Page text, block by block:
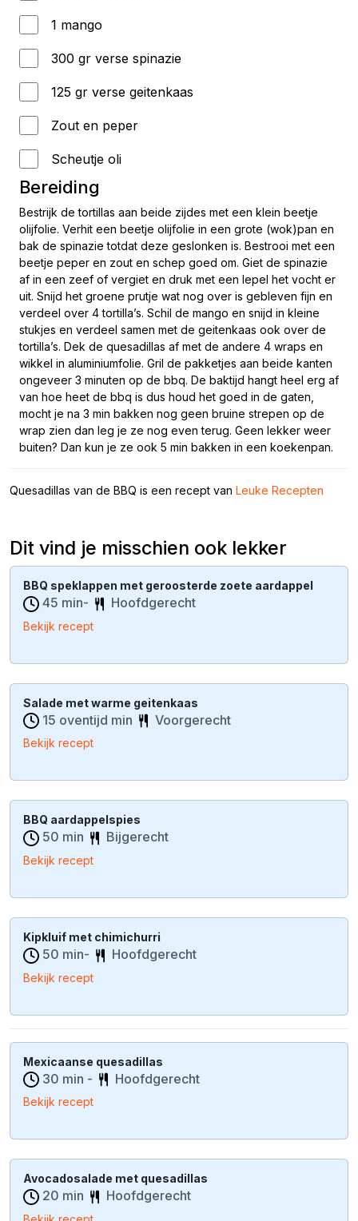
1 mango
300 gr verse spinazie
125 gr verse geitenkaas
Zout en peper
Scheutje oli
Bereiding
Bestrijk de tortillas aan beide zijdes met een klein beetje
olijfolie. Verhit een beetje olijfolie in een grote (wok)pan en
bak de spinazie totdat deze geslonken is. Bestrooi met een
beetje peper en zout en schep goed om. Giet de spinazie
af in een zeef of vergiet en druk met een lepel het vocht er
uit. Snijd het groene prutje wat nog over is gebleven fijn en
verdeel over 4 tortilla’s. Schil de mango en snijd in kleine
stukjes en verdeel samen met de geitenkaas ook over de
tortilla’s. Dek de quesadillas af met de andere 4 wraps en
wikkel in aluminiumfolie. Gril de pakketjes aan beide kanten
ongeveer 3 minuten op de bbq. De baktijd hangt heel erg af
van hoe heet de bbq is dus houd het goed in de gaten,
mocht je na 3 min bakken nog geen bruine strepen op de
wrap zien dan leg je ze nog even terug. Geen lekker weer
buiten? Dan kun je ze ook 5 min bakken in een koekenpan.
Quesadillas van de BBQ is een recept van Leuke Recepten
Dit vind je misschien ook lekker
BBQ speklappen met geroosterde zoete aardappel
45 min- Hoofdgerecht
Bekijk recept
Salade met warme geitenkaas
15 oventijd min Voorgerecht
Bekijk recept
BBQ aardappelspies
50 min Bijgerecht
Bekijk recept
Kipkluif met chimichurri
50 min- Hoofdgerecht
Bekijk recept
Mexicaanse quesadillas
30 min - Hoofdgerecht
Bekijk recept
Avocadosalade met quesadillas
20 min Hoofdgerecht